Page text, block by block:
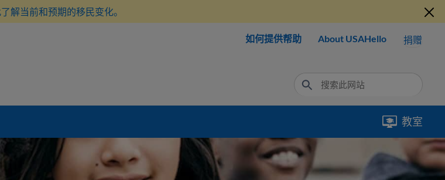
解当前和预期的移民变化。
如何提供帮助 About USAHello 捐赠
教室